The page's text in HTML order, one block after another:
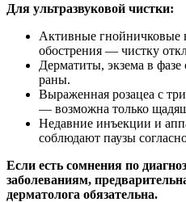
Для ультразвуковой чистки:
Активные гнойничковые
обострения — чистку
Дерматиты, экзема в
раны.
Выраженная розацеа с
— возможна только
Недавние инъекции и
соблюдают паузы
Если есть сомнения по
заболеваниям,
дерматолога обязательна.